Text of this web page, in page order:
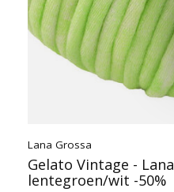
Lana Grossa
Gelato Vintage -
lentegroen/wit -50%